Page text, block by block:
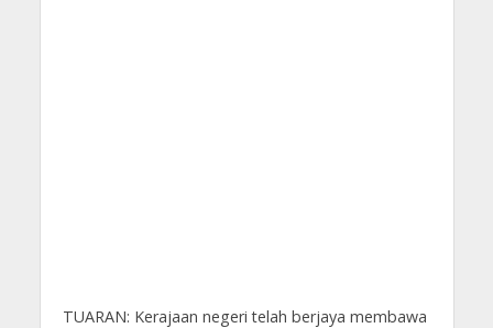
TUARAN: Kerajaan negeri telah berjaya membawa